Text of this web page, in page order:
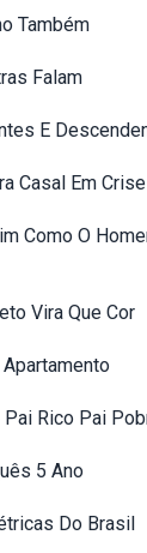
Também
Falam
E
Casal Em Crise
Como O
Vira Que Cor
Rico Pai
5 Ano
Do Brasil